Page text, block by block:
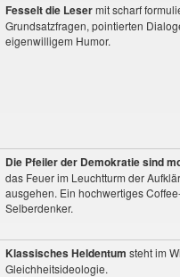
Fesselt die Lesermit scharf
Grundsatzfragen, pointierten
eigenwilligem Humor.
Die Pfeiler der Demokratie sind
das Feuer im Leuchtturm der
ausgehen. Ein hochwertiges
Selberdenker.
Klassisches Heldentum steht im
Gleichheitsideologie.